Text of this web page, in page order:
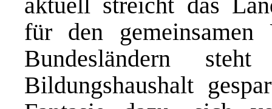
für den
Bundesländern
Bildungshaushalt